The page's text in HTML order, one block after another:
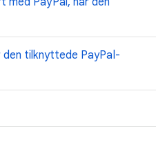
tilknyttede PayPal-